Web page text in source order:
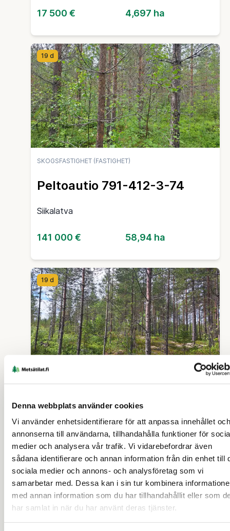
Denna webbplats använder cookies
Vi använder enhetsidentifierare för att anpassa innehållet och
annonserna till användarna, tillhandahålla funktioner för
medier och analysera vår trafik. Vi vidarebefordrar även
sådana identifierare och annan information från din enhet till
sociala medier och annons- och analysföretag som vi
samarbetar med. Dessa kan i sin tur kombinera
med annan information som du har tillhandahållit eller som
har samlat in när du har använt deras tjänster.
17 500 € 4,697 ha
19 d
SKOGSFASTIGHET (FASTIGHET)
Peltoautio 791-412-3-74
Siikalatva
141 000 € 58,94 ha
19 d
SKOGSFASTIGHET (FASTIGHET)
Mustonen 791-412-84-2
Siikalatva
44 000 € 25,47 ha
19 d